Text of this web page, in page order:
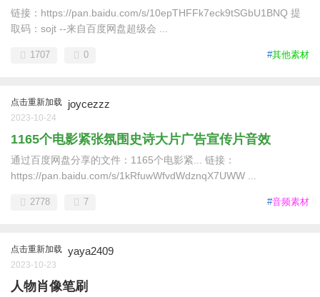
链接：https://pan.baidu.com/s/10epTHFFk7eck9tSGbU1BNQ 提
取码：sojt --来自百度网盘超级会 ...
#其他素材
1707 0
点击重新加载 joycezzz
2023-10-24
1165个电影紧张氛围史诗大片广告宣传片音效
通过百度网盘分享的文件：1165个电影紧... 链接：
https://pan.baidu.com/s/1kRfuwWfvdWdznqX7UWW ...
#音频素材
2778 7
点击重新加载 yaya2409
2023-10-23
人物肖像笔刷